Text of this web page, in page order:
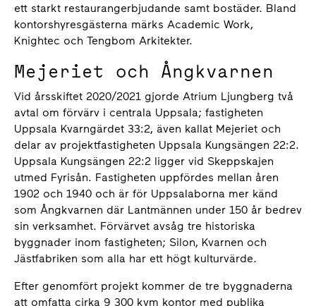
ett starkt restaurangerbjudande samt bostäder. Bland
kontorshyresgästerna märks Academic Work,
Knightec och Tengbom Arkitekter.
Mejeriet och Ångkvarnen
Vid årsskiftet 2020/2021 gjorde Atrium Ljungberg två
avtal om förvärv i centrala Uppsala; fastigheten
Uppsala Kvarngärdet 33:2, även kallat Mejeriet och
delar av projektfastigheten Uppsala Kungsängen 22:2.
Uppsala Kungsängen 22:2 ligger vid Skeppskajen
utmed Fyrisån. Fastigheten uppfördes mellan åren
1902 och 1940 och är för Uppsalaborna mer känd
som Ångkvarnen där Lantmännen under 150 år bedrev
sin verksamhet. Förvärvet avsåg tre historiska
byggnader inom fastigheten; Silon, Kvarnen och
Jästfabriken som alla har ett högt kulturvärde.
Efter genomfört projekt kommer de tre byggnaderna
att omfatta cirka 9 300 kvm kontor med publika